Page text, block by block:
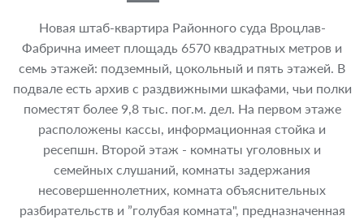
Новая штаб-квартира Районного суда Вроцлав-
Фабрична имеет площадь 6570 квадратных метров и
семь этажей: подземный, цокольный и пять этажей. В
подвале есть архив с раздвижными шкафами, чьи полки
поместят более 9,8 тыс. пог.м. дел. На первом этаже
расположены кассы, информационная стойка и
ресепшн. Второй этаж - комнаты уголовных и
семейных слушаний, комнаты задержания
несовершеннолетних, комната объяснительных
разбирательств и ”голубая комната", предназначенная